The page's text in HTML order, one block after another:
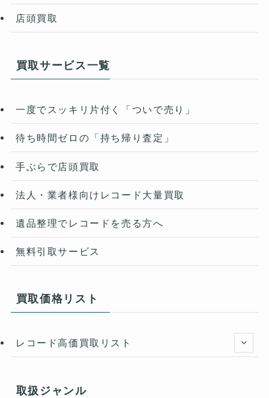
店頭買取
買取サービス一覧
一度でスッキリ片付く「ついで売り」
待ち時間ゼロの「持ち帰り査定」
手ぶらで店頭買取
法人・業者様向けレコード大量買取
遺品整理でレコードを売る方へ
無料引取サービス
買取価格リスト
レコード高価買取リスト
取扱ジャンル